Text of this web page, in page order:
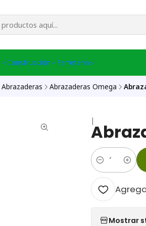
Construcción Ferreteria
Abrazaderas Abrazaderas Omega
|
Cantidad
Mostrar